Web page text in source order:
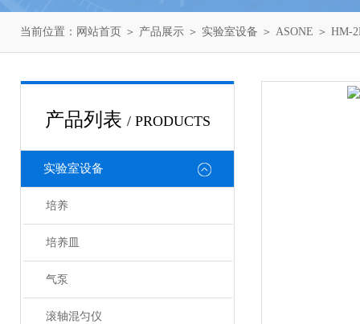
当前位置： 网站首页 ＞ 产品展示 ＞ 实验室设备 ＞ ASONE ＞ HM-
产品列表 / PRODUCTS
实验室设备
培养
培养皿
气泵
滚轴混匀仪